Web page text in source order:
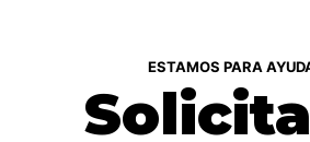
ESTAMOS PARA